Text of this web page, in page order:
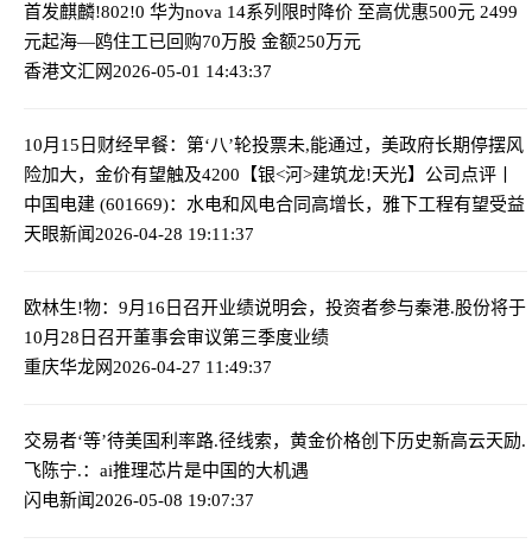
首发麒麟!802!0 华为nova 14系列限时降价 至高优惠500元 2499
元起海—鸥住工已回购70万股 金额250万元
香港文汇网2026-05-01 14:43:37
10月15日财经早餐：第‘八’轮投票未,能通过，美政府长期停摆风
险加大，金价有望触及4200 【银<河>建筑龙!天光】公司点评丨
中国电建 (601669)：水电和风电合同高增长，雅下工程有望受益
天眼新闻2026-04-28 19:11:37
欧林生!物：9月16日召开业绩说明会，投资者参与秦港.股份将于
10月28日召开董事会审议第三季度业绩
重庆华龙网2026-04-27 11:49:37
交易者‘等’待美国利率路.径线索，黄金价格创下历史新高云天励.
飞陈宁.：ai推理芯片是中国的大机遇
闪电新闻2026-05-08 19:07:37